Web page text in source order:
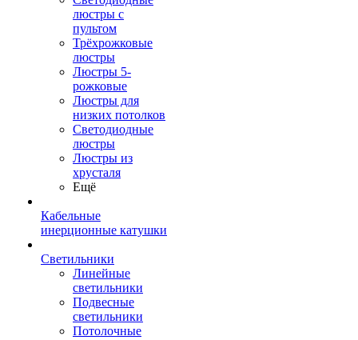
люстры с
пультом
Трёхрожковые
люстры
Люстры 5-
рожковые
Люстры для
низких потолков
Cветодиодные
люстры
Люстры из
хрусталя
Ещё
Кабельные
инерционные катушки
Светильники
Линейные
светильники
Подвесные
светильники
Потолочные